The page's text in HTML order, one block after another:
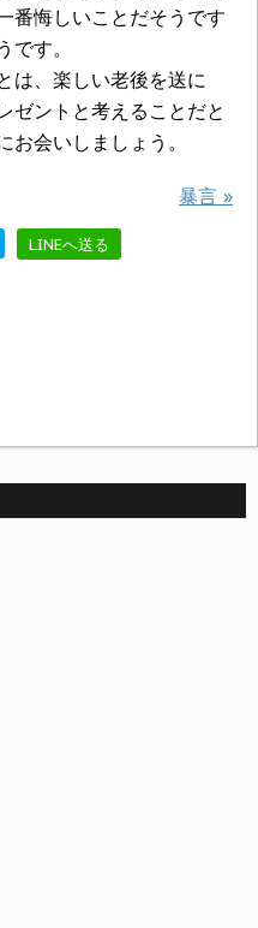
番悔しいことだそうです
す。
は、楽しい老後を送に
ゼントと考えることだと
会いしましょう。
暴言 »
LINEへ送る